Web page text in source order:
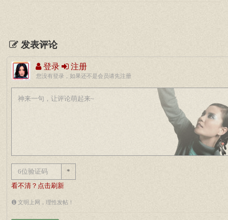
发表评论
登录 注册
您没有登录，如果还不是会员请先注册
*
看不清？点击刷新
文明上网，理性发帖！